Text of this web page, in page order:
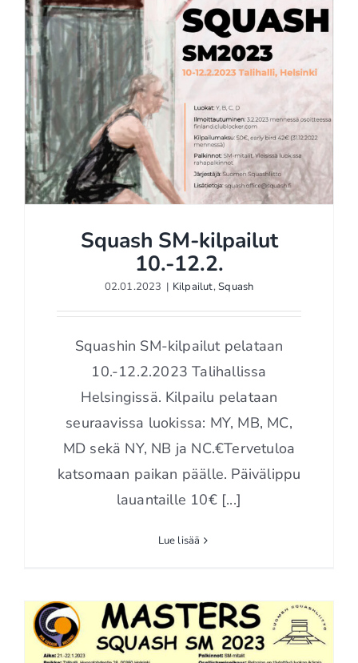
Squash SM-kilpailut
10.-12.2.
Squash SM-kilpailut
10.-12.2.
02.01.2023 | Kilpailut,Squash
Squashin SM-kilpailut pelataan
10.-12.2.2023 Talihallissa
Helsingissä. Kilpailu pelataan
seuraavissa luokissa: MY, MB, MC,
MD sekä NY, NB ja NC.€Tervetuloa
katsomaan paikan päälle. Päivälippu
lauantaille 10€ [...]
Lue lisää